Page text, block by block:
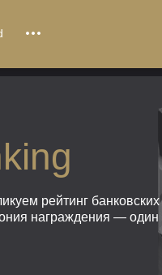
рейтинг
награждения — один